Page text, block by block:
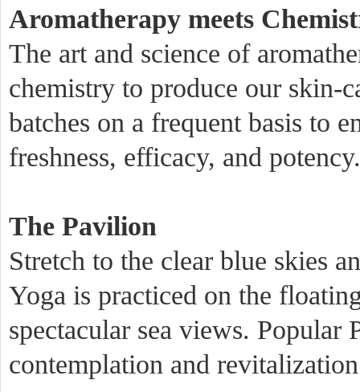
Aromatherapy meets
The art and science of
chemistry to produce our skin-
batches on a frequent basis to
freshness, efficacy, and potency.
The Pavilion
Stretch to the clear blue skies
Yoga is practiced on the
spectacular sea views.
contemplation and